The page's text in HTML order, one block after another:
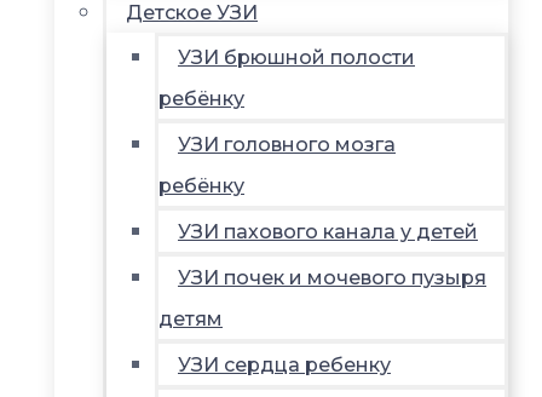
Детское УЗИ
УЗИ брюшной полости
ребёнку
УЗИ головного мозга
ребёнку
УЗИ пахового канала у детей
УЗИ почек и мочевого пузыря
детям
УЗИ сердца ребенку